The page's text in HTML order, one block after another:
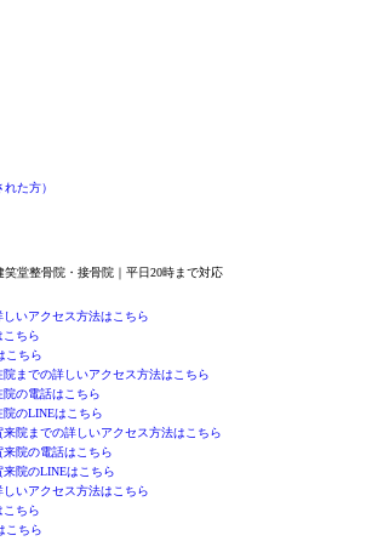
た方）
堂整骨院・接骨院｜平日20時まで対応